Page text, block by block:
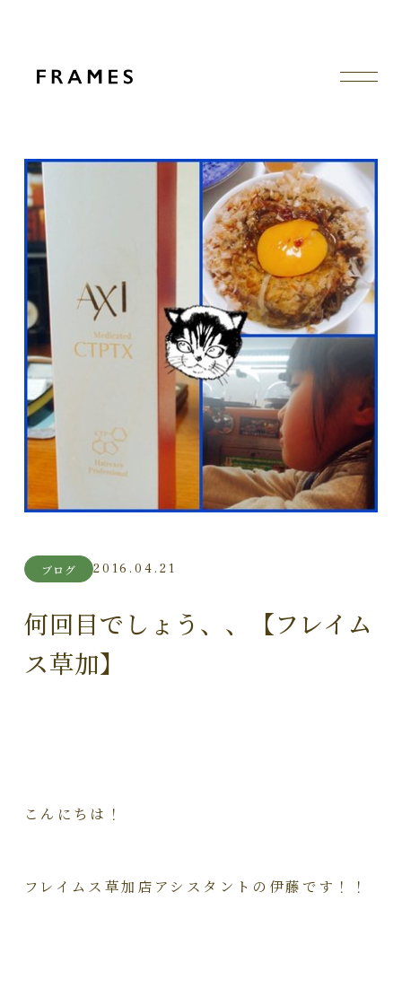
ブログ 2016.04.21
何回目でしょう、、【フレイム
ス草加】
こんにちは！
フレイムス草加店アシスタントの伊藤です！！